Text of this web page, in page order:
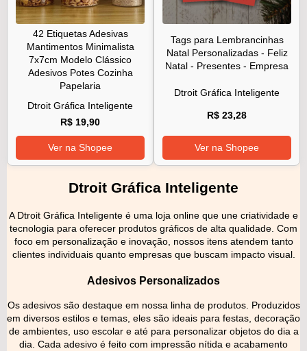
42 Etiquetas Adesivas
Mantimentos Minimalista
7x7cm Modelo Clássico
Adesivos Potes Cozinha
Papelaria
Dtroit Gráfica Inteligente
R$ 19,90
Ver na Shopee
Tags para Lembrancinhas
Natal Personalizadas - Feliz
Natal - Presentes - Empresa
Dtroit Gráfica Inteligente
R$ 23,28
Ver na Shopee
Dtroit Gráfica Inteligente
A Dtroit Gráfica Inteligente é uma loja online que une criatividade e
tecnologia para oferecer produtos gráficos de alta qualidade. Com
foco em personalização e inovação, nossos itens atendem tanto
clientes individuais quanto empresas que buscam impacto visual.
Adesivos Personalizados
Os adesivos são destaque em nossa linha de produtos. Produzidos
em diversos estilos e temas, eles são ideais para festas, decoração
de ambientes, uso escolar e até para personalizar objetos do dia a
dia. Cada adesivo é feito com impressão nítida e acabamento